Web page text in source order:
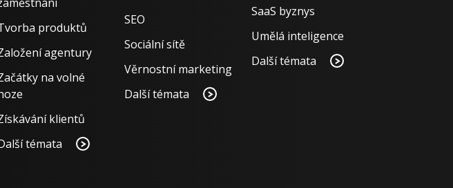
produktů
agentury
na volné
klientů
témata
SEO
Sociální sítě
Věrnostní marketing
Další témata
SaaS byznys
Umělá inteligence
Další témata